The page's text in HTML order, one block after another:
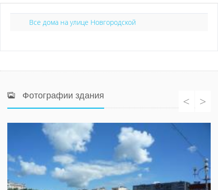
Все дома на улице Новгородской
Фотографии здания < >